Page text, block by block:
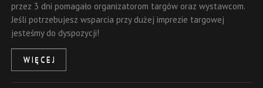
przez 3 dni pomagało organizatorom targów oraz wystawcom.
Jeśli potrzebujesz wsparcia przy dużej imprezie targowej
jesteśmy do dyspozycji!
WIĘCEJ